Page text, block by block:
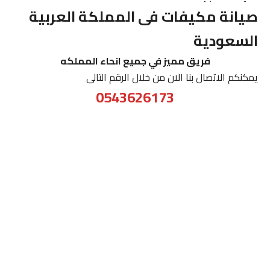
صيانة مكيفات فى المملكة العربية
السعودية
فريق مميز في جميع انحاء المملكه
يمكنكم الاتصال بنا الان من خلال الرقم التالى
0543626173